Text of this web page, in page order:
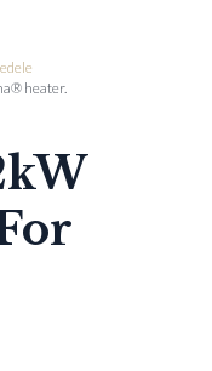
heater.